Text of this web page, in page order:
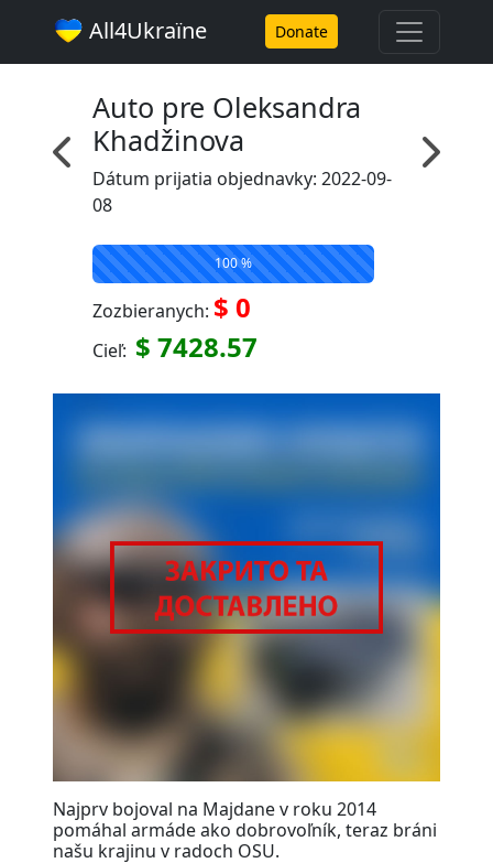
All4Ukraїne Donate
Auto pre Oleksandra
Khadžinova
Dátum prijatia objednavky: 2022-09-
08
100 %
Zozbieranych: $ 0
Cieľ: $ 7428.57
Najprv bojoval na Majdane v roku 2014
pomáhal armáde ako dobrovoľník, teraz bráni
našu krajinu v radoch OSU.